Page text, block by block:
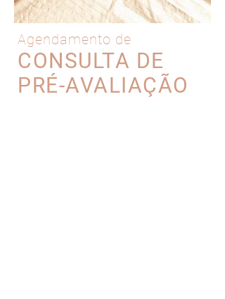
Agendamento de
CONSULTA DE
PRÉ-AVALIAÇÃO